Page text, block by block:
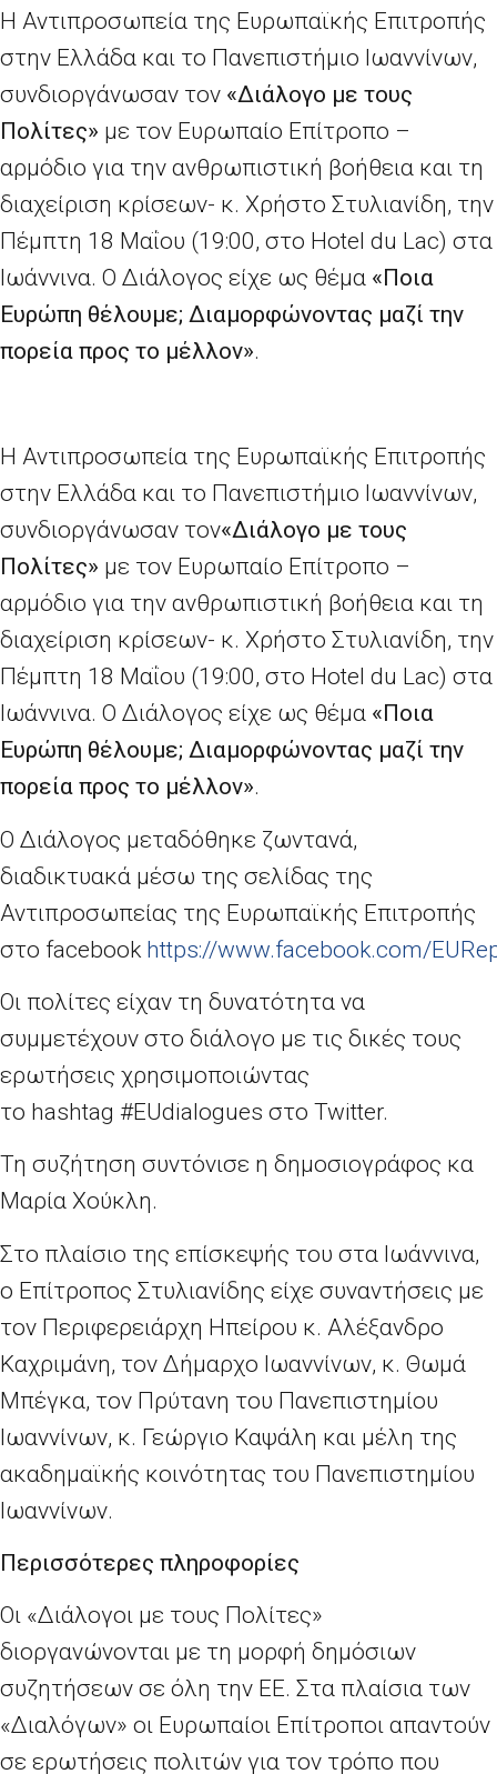
Η Αντιπροσωπεία της Ευρωπαϊκής Επιτροπής
στην Ελλάδα και το Πανεπιστήμιο Ιωαννίνων,
συνδιοργάνωσαν τον «Διάλογο με τους
Πολίτες» με τον Ευρωπαίο Επίτροπο –
αρμόδιο για την ανθρωπιστική βοήθεια και τη
διαχείριση κρίσεων- κ. Χρήστο Στυλιανίδη, την
Πέμπτη 18 Μαΐου (19:00, στο Hotel du Lac) στα
Ιωάννινα. Ο Διάλογος είχε ως θέμα «Ποια
Ευρώπη θέλουμε; Διαμορφώνοντας μαζί την
πορεία προς το μέλλον».
Η Αντιπροσωπεία της Ευρωπαϊκής Επιτροπής
στην Ελλάδα και το Πανεπιστήμιο Ιωαννίνων,
συνδιοργάνωσαν τον«Διάλογο με τους
Πολίτες» με τον Ευρωπαίο Επίτροπο –
αρμόδιο για την ανθρωπιστική βοήθεια και τη
διαχείριση κρίσεων- κ. Χρήστο Στυλιανίδη, την
Πέμπτη 18 Μαΐου (19:00, στο Hotel du Lac) στα
Ιωάννινα. Ο Διάλογος είχε ως θέμα «Ποια
Ευρώπη θέλουμε; Διαμορφώνοντας μαζί την
πορεία προς το μέλλον».
Ο Διάλογος μεταδόθηκε ζωντανά,
διαδικτυακά μέσω της σελίδας της
Αντιπροσωπείας της Ευρωπαϊκής Επιτροπής
στο facebook https://www.facebook.com/
Οι πολίτες είχαν τη δυνατότητα να
συμμετέχουν στο διάλογο με τις δικές τους
ερωτήσεις χρησιμοποιώντας
το hashtag #EUdialogues στο Twitter.
Τη συζήτηση συντόνισε η δημοσιογράφος κα
Μαρία Χούκλη.
Στο πλαίσιο της επίσκεψής του στα Ιωάννινα,
ο Επίτροπος Στυλιανίδης είχε συναντήσεις με
τον Περιφερειάρχη Ηπείρου κ. Αλέξανδρο
Καχριμάνη, τον Δήμαρχο Ιωαννίνων, κ. Θωμά
Μπέγκα, τον Πρύτανη του Πανεπιστημίου
Ιωαννίνων, κ. Γεώργιο Καψάλη και μέλη της
ακαδημαϊκής κοινότητας του Πανεπιστημίου
Ιωαννίνων.
Περισσότερες πληροφορίες
Oι «Διάλογοι με τους Πολίτες»
διοργανώνονται με τη μορφή δημόσιων
συζητήσεων σε όλη την ΕΕ. Στα πλαίσια των
«Διαλόγων» οι Ευρωπαίοι Επίτροποι απαντούν
σε ερωτήσεις πολιτών για τον τρόπο που